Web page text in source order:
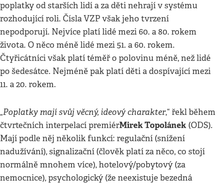
poplatky od starších lidí a za děti nehrají v systému
rozhodující roli. Čísla VZP však jeho tvrzení
nepodporují. Nejvíce platí lidé mezi 60. a 80. rokem
života. O něco méně lidé mezi 51. a 60. rokem.
Čtyřicátníci však platí téměř o polovinu méně, než lidé
po šedesátce. Nejméně pak platí děti a dospívající mezi
11. a 20. rokem.
„Poplatky mají svůj věcný, ideový charakter,“ řekl během
čtvrtečních interpelací premiérMirek Topolánek (ODS).
Mají podle něj několik funkcí: regulační (snížení
nadužívání), signalizační (člověk platí za něco, co stojí
normálně mnohem více), hotelový/pobytový (za
nemocnice), psychologický (že neexistuje bezedná